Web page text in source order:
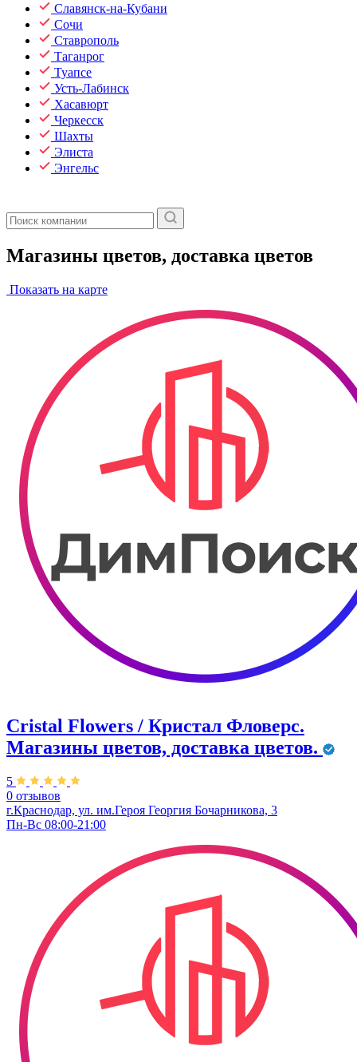
Славянск-на-Кубани
Сочи
Ставрополь
Таганрог
Туапсе
Усть-Лабинск
Хасавюрт
Черкесск
Шахты
Элиста
Энгельс
Магазины цветов, доставка цветов
Показать на карте
Cristal Flowers / Кристал Фловерс.
Магазины цветов, доставка цветов.
5
0 отзывов
г.Краснодар, ул. им.Героя Георгия Бочарникова, 3
Пн-Вс 08:00-21:00